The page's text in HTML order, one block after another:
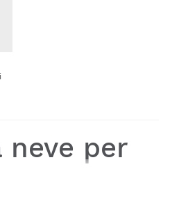
neve per